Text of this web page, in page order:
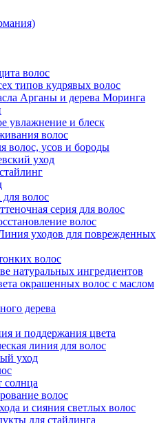
волос
типов кудрявых волос
Арганы и дерева Моринга
увлажнение и блеск
волос
волос, усов и бороды
уход
волос
серия для волос
волос
уходов для поврежденных
волос
натуральных ингредиентов
окрашенных волос с маслом
дерева
и поддержания цвета
линия для волос
уход
солнца
волос
и сияния светлых волос
для стайлинга